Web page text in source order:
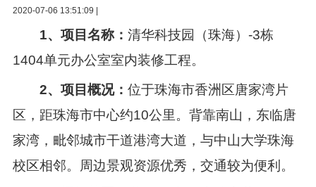
2020-07-06 13:51:09 |
1、项目名称：清华科技园（珠海）-3栋
1404单元办公室室内装修工程。
2、项目概况：位于珠海市香洲区唐家湾片
区，距珠海市中心约10公里。背靠南山，东临唐
家湾，毗邻城市干道港湾大道，与中山大学珠海
校区相邻。周边景观资源优秀，交通较为便利。